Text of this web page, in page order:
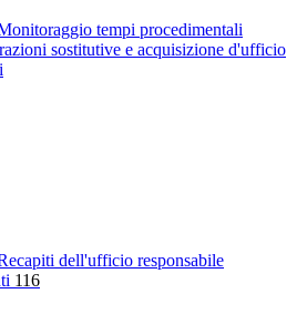
tempi procedimentali
sostitutive e acquisizione d'ufficio
dell'ufficio responsabile
116